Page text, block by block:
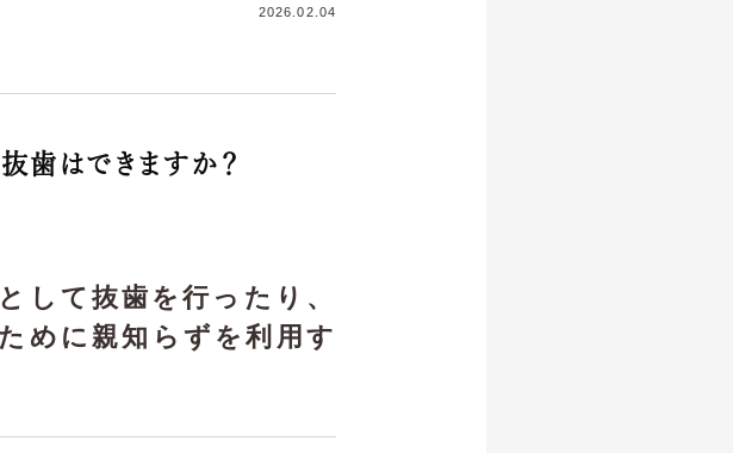
2026.02.04
歯はできますか？
して抜歯を行ったり、
めに親知らずを利用す